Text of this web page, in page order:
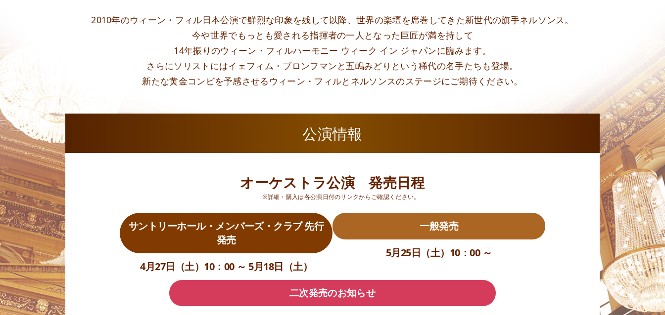
2010年のウィーン・フィル日本公演で鮮烈な印象を残して以降、世界の楽壇を席巻してきた新世代の旗手ネルソンス。
今や世界でもっとも愛される指揮者の一人となった巨匠が満を持して
14年振りのウィーン・フィルハーモニー ウィーク イン ジャパンに臨みます。
さらにソリストにはイェフィム・ブロンフマンと五嶋みどりという稀代の名手たちも登場。
新たな黄金コンビを予感させる ウィーン・フィルとネルソンスのステージにご期待ください。
公演情報
オーケストラ公演 発売日程
※詳細・購入は各公演日付のリンクからご確認ください。
サントリーホール・メンバーズ・クラブ 先行
発売
4月27日（土）10：00 ～ 5月18日（土）
一般発売
5月25日（土）10：00 ～
二次発売のお知らせ